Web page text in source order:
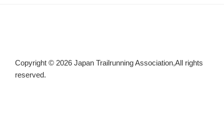
Copyright © 2026 Japan Trailrunning Association,All rights
reserved.